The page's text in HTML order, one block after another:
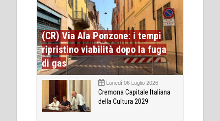
(CR) Via Ala Ponzone: i tempi
ripristino viabilità dopo la fuga
di gas
Lunedì 06 Luglio 2026
Cremona Capitale Italiana
della Cultura 2029